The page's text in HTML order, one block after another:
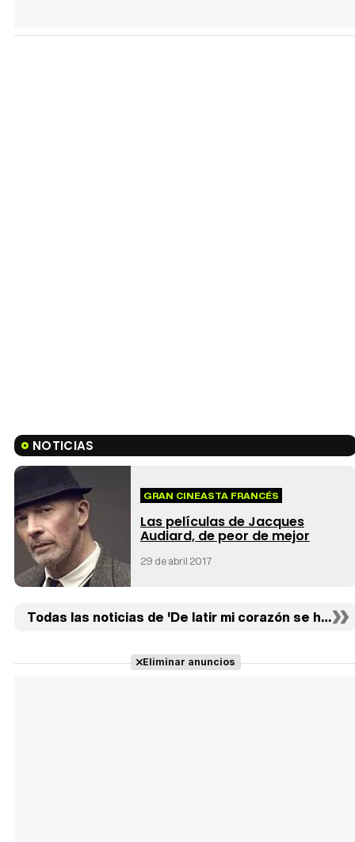
NOTICIAS
GRAN CINEASTA FRANCÉS
Las películas de Jacques
Audiard, de peor de mejor
29 de abril 2017
Todas las noticias de 'De latir mi corazón se ha
Eliminar anuncios